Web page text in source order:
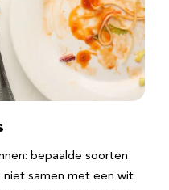
bepaalde soorten
niet samen met een wit